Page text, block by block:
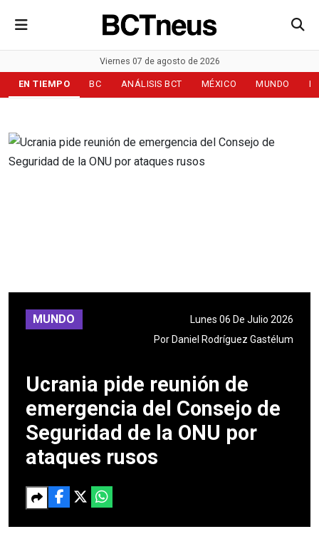
Viernes 07 de agosto de 2026
EN TIEMPO BC ANÁLISIS BCT MÉXICO MUNDO
MUNDO
Lunes 06 De Julio 2026
Por Daniel Rodríguez Gastélum
Ucrania pide reunión de
emergencia del Consejo de
Seguridad de la ONU por
ataques rusos